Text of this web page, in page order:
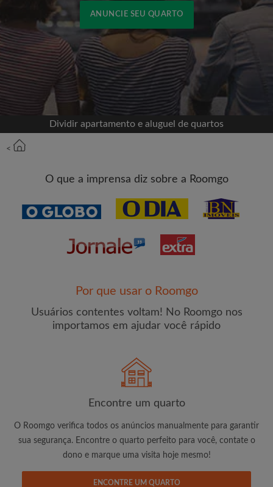
ANUNCIE SEU QUARTO
Cadastrar-se com o Facebook
Jamais publicaremos na sua linha do tempo sem
sua permissão
OU
Li, entendi e concordo com os Termos e Condições de
uso e com a Política de Privadicade
Dividir apartamento e aluguel de quartos
<
O que a imprensa diz sobre a Roomgo
Por que usar o Roomgo
Usuários contentes voltam! No Roomgo nos
importamos em ajudar você rápido
Encontre um quarto
O Roomgo verifica todos os anúncios manualmente para garantir
sua segurança. Encontre o quarto perfeito para você, contate o
dono e marque uma visita hoje mesmo!
ENCONTRE UM QUARTO